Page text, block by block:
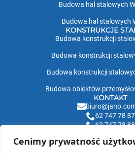
Cenimy prywatność
Budowa hal stalowych
Budowa hal stalowych
KONSTRUKCJE
Budowa konstrukcji
Budowa konstrukcji
Budowa konstrukcji
Budowa obiektów
KONTAKT
62 747 78 87
62 747 78 88